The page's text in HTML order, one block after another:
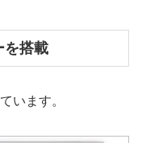
を搭載
います。